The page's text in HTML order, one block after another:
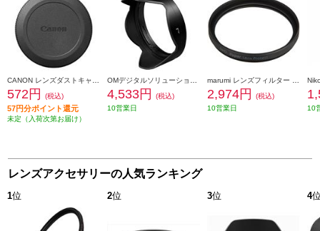
572円 (税込)
57円分ポイント還元
未定（入荷次第お届け）
4,533円
(税込)
10営業日
2,974円
(税込)
10営業日
10
レンズアクセサリーの人気ランキング
1位 2位 3位 4